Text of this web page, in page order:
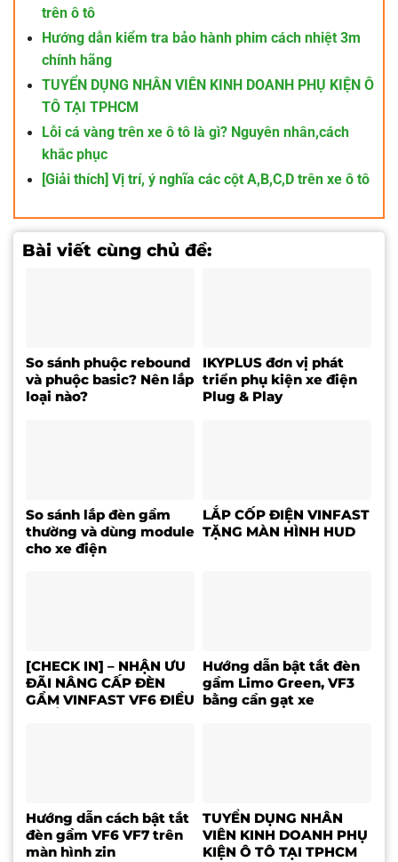
trên ô tô
Hướng dẫn kiểm tra bảo hành phim cách nhiệt 3m
chính hãng
TUYỂN DỤNG NHÂN VIÊN KINH DOANH PHỤ KIỆN Ô
TÔ TẠI TPHCM
Lỗi cá vàng trên xe ô tô là gì? Nguyên nhân,cách
khắc phục
[Giải thích] Vị trí, ý nghĩa các cột A,B,C,D trên xe ô tô
Bài viết cùng chủ đề:
So sánh phuộc rebound
và phuộc basic? Nên lắp
loại nào?
IKYPLUS đơn vị phát
triển phụ kiện xe điện
Plug & Play
So sánh lắp đèn gầm
thường và dùng module
cho xe điện
LẮP CỐP ĐIỆN VINFAST
TẶNG MÀN HÌNH HUD
[CHECK IN] – NHẬN ƯU
ĐÃI NÂNG CẤP ĐÈN
GẦM VINFAST VF6 ĐIỀU
Hướng dẫn bật tắt đèn
gầm Limo Green, VF3
bằng cần gạt xe
Hướng dẫn cách bật tắt
đèn gầm VF6 VF7 trên
màn hình zin
TUYỂN DỤNG NHÂN
VIÊN KINH DOANH PHỤ
KIỆN Ô TÔ TẠI TPHCM